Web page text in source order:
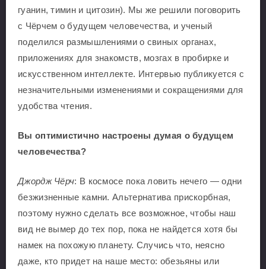
гуанин, тимин и цитозин). Мы же решили поговорить
с Чёрчем о будущем человечества, и ученый
поделился размышлениями о свиных органах,
приложениях для знакомств, мозгах в пробирке и
искусственном интеллекте. Интервью публикуется с
незначительными изменениями и сокращениями для
удобства чтения.
Вы оптимистично настроены думая о будущем
человечества?
Джордж Чёрч: В космосе пока ловить нечего — одни
безжизненные камни. Альтернатива прискорбная,
поэтому нужно сделать все возможное, чтобы наш
вид не вымер до тех пор, пока не найдется хотя бы
намек на похожую планету. Случись что, неясно
даже, кто придет на наше место: обезьяны или